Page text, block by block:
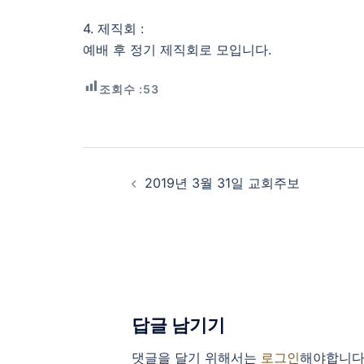
4. 제직회 :
예배 후 정기 제직회로 모입니다.
조회수 :53
Post
navigation
2019년 3월 31일 교회주보
답글 남기기
댓글을 달기 위해서는 로그인해야합니